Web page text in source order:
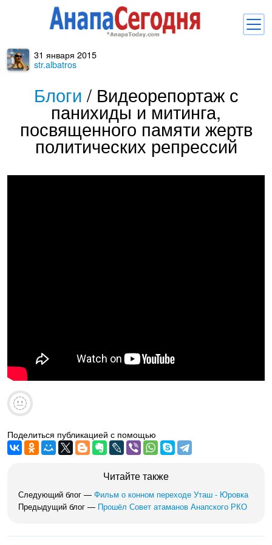
Комментарии
Балачка
Об Анапе
31 января 2015
str.albatros
Блоги / Видеорепортаж с
панихиды и митинга,
посвященного памяти жертв
политических репрессий
Поделиться публикацией с помощью
Читайте также
Следующий блог — Фильм о конном переходе Уташ - Юровка
Предыдущий блог — Прошёл Совет атаманов Анапского РКО